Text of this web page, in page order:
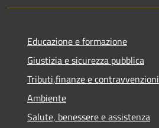
Educazione e formazione
Giustizia e sicurezza pubblica
Tributi,finanze e contravvenzioni
Ambiente
Salute, benessere e assistenza